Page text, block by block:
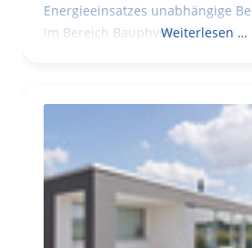
Energieeinsatzes unabhängige
Im Bereich BauphysikWeiterlesen …